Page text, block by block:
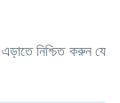
এড়াতে নিশ্চিত করুন যে